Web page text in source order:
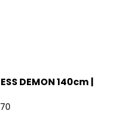
DEMON 140cm |